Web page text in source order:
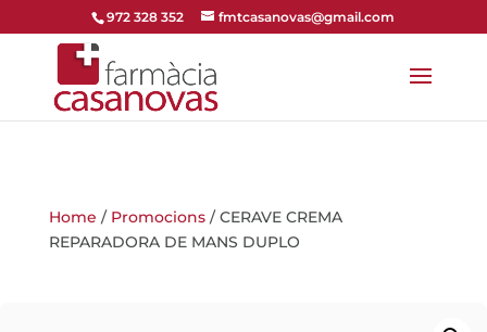
972 328 352 fmtcasanovas@gmail.com
Home / Promocions/ CERAVE CREMA
REPARADORA DE MANS DUPLO